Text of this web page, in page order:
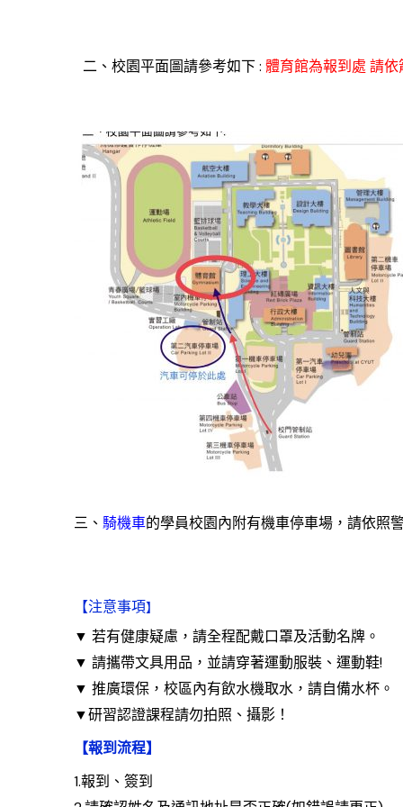
二、校園平面圖請參考如下 : 體育館為報到處 請
三、 騎機車的學員校園內附有機車停車場，請依照
【注意事項】
▼ 若有健康疑慮，請全程配戴口罩及活動名牌。
▼ 請攜帶文具用品，並請穿著運動服裝、運動鞋!
▼ 推廣環保，校區內有飲水機取水，請自備水杯。
▼研習認證課程請勿拍照、攝影！
【報到流程】
1.報到、簽到